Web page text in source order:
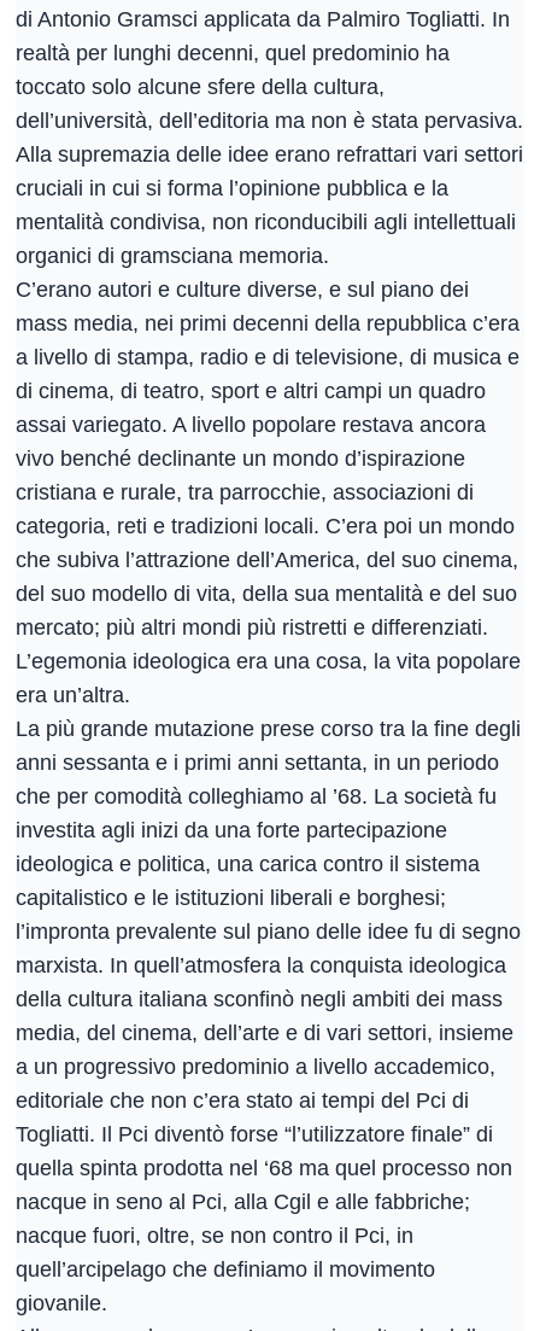
di Antonio Gramsci applicata da Palmiro Togliatti. In
realtà per lunghi decenni, quel predominio ha
toccato solo alcune sfere della cultura,
dell’università, dell’editoria ma non è stata pervasiva.
Alla supremazia delle idee erano refrattari vari settori
cruciali in cui si forma l’opinione pubblica e la
mentalità condivisa, non riconducibili agli intellettuali
organici di gramsciana memoria.
C’erano autori e culture diverse, e sul piano dei
mass media, nei primi decenni della repubblica c’era
a livello di stampa, radio e di televisione, di musica e
di cinema, di teatro, sport e altri campi un quadro
assai variegato. A livello popolare restava ancora
vivo benché declinante un mondo d’ispirazione
cristiana e rurale, tra parrocchie, associazioni di
categoria, reti e tradizioni locali. C’era poi un mondo
che subiva l’attrazione dell’America, del suo cinema,
del suo modello di vita, della sua mentalità e del suo
mercato; più altri mondi più ristretti e differenziati.
L’egemonia ideologica era una cosa, la vita popolare
era un’altra.
La più grande mutazione prese corso tra la fine degli
anni sessanta e i primi anni settanta, in un periodo
che per comodità colleghiamo al ’68. La società fu
investita agli inizi da una forte partecipazione
ideologica e politica, una carica contro il sistema
capitalistico e le istituzioni liberali e borghesi;
l’impronta prevalente sul piano delle idee fu di segno
marxista. In quell’atmosfera la conquista ideologica
della cultura italiana sconfinò negli ambiti dei mass
media, del cinema, dell’arte e di vari settori, insieme
a un progressivo predominio a livello accademico,
editoriale che non c’era stato ai tempi del Pci di
Togliatti. Il Pci diventò forse “l’utilizzatore finale” di
quella spinta prodotta nel ‘68 ma quel processo non
nacque in seno al Pci, alla Cgil e alle fabbriche;
nacque fuori, oltre, se non contro il Pci, in
quell’arcipelago che definiamo il movimento
giovanile.